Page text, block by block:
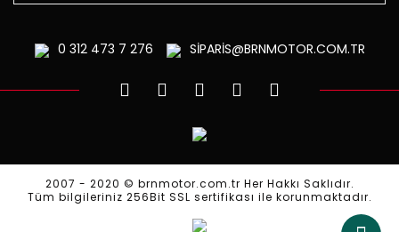
0 312473 7 276 SİPARİS@BRNMOTOR.COM.TR
2007 - 2020 © brnmotor.com.tr Her Hakkı Saklıdır.
Tüm bilgileriniz 256Bit SSL sertifikası ile korunmaktadır.